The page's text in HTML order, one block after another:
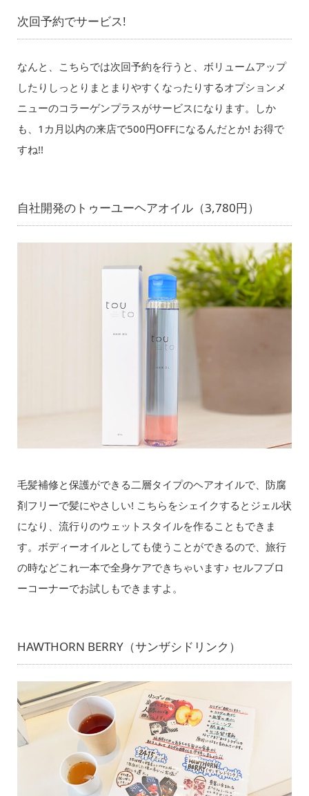
次回予約でサービス!
なんと、こちらでは次回予約を行うと、ボリュームアップ
したりしっとりまとまりやすくなったりするオプションメ
ニューのコラーゲンプラスがサービスになります。しか
も、1カ月以内の来店で500円OFFになるんだとか! お得で
すね!!
自社開発のトゥーユーヘアオイル（3,780円）
毛髪補修と保護ができる二層タイプのヘアオイルで、防腐
剤フリーで髪にやさしい! こちらをシェイクするとジェル状
になり、流行りのウェットスタイルを作ることもできま
す。ボディーオイルとしても使うことができるので、旅行
の時などこれ一本で全身ケアできちゃいます♪ セルフブロ
ーコーナーでお試しもできますよ。
HAWTHORN BERRY（サンザシドリンク）